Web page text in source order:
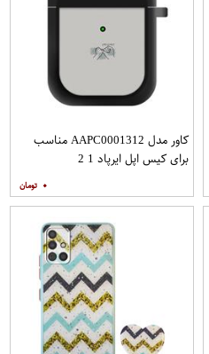
کاور مدل AAPC0001312 مناسب
برای کیس اپل ایرپاد 1 2
۰